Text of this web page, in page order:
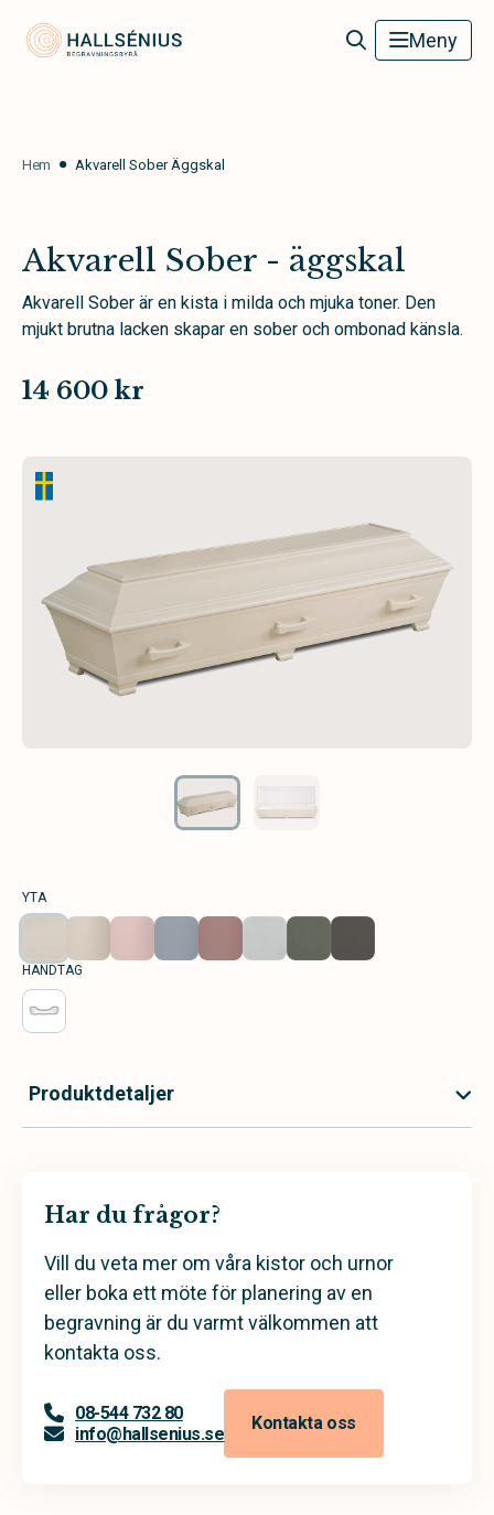
Hallsénius Begravningsbyrå Meny
Hem Akvarell Sober Äggskal
Akvarell Sober - äggskal
Akvarell Sober är en kista i milda och mjuka toner. Den
mjukt brutna lacken skapar en sober och ombonad känsla.
14 600 kr
YTA
HANDTAG
Produktdetaljer
Har du frågor?
Vill du veta mer om våra kistor och urnor
eller boka ett möte för planering av en
begravning är du varmt välkommen att
kontakta oss.
08-544 732 80
info@hallsenius.se
Kontakta oss